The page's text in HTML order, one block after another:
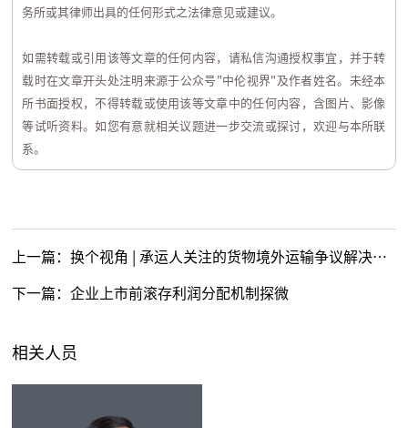
务所或其律师出具的任何形式之法律意见或建议。
如需转载或引用该等文章的任何内容，请私信沟通授权事宜，并于转
载时在文章开头处注明来源于公众号"中伦视界"及作者姓名。未经本
所书面授权，不得转载或使用该等文章中的任何内容，含图片、影像
等试听资料。如您有意就相关议题进一步交流或探讨，欢迎与本所联
系。
上一篇：换个视角 | 承运人关注的货物境外运输争议解决问题有哪些？
下一篇：企业上市前滚存利润分配机制探微
相关人员